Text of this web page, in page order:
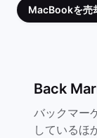
MacBookを売
Back
バックマー
しているほ